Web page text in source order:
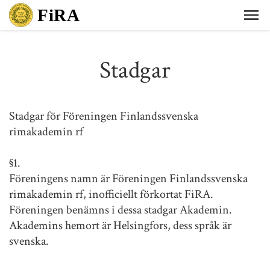
Stadgar
Stadgar för Föreningen Finlandssvenska
rimakademin rf
§1.
Föreningens namn är Föreningen Finlandssvenska
rimakademin rf, inofficiellt förkortat FiRA.
Föreningen benämns i dessa stadgar Akademin.
Akademins hemort är Helsingfors, dess språk är
svenska.